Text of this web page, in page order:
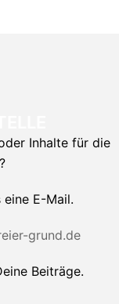
Inhalte für die
eine E-Mail.
grund.de
Beiträge.